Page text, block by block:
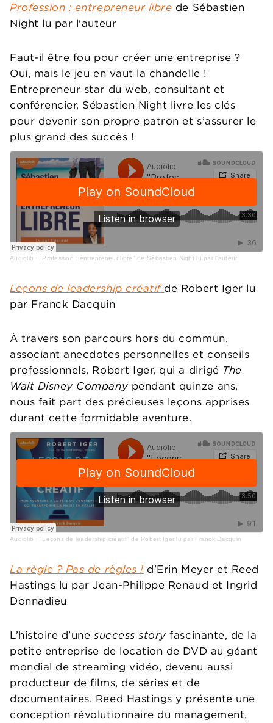
Profession : entrepreneur libre de Sébastien
Night lu par l'auteur
Faut-il être fou pour créer une entreprise ?
Oui, mais le jeu en vaut la chandelle !
Entrepreneur star du web, consultant et
conférencier, Sébastien Night livre les clés
pour devenir son propre patron et s’assurer le
plus grand des succès !
Audiolib · "Profession : entrepreneur libre" de Sébastien Night lu par l'auteur
Leçons de leadership créatif de Robert Iger lu
par Franck Dacquin
À travers son parcours hors du commun,
associant anecdotes personnelles et conseils
professionnels, Robert Iger, qui a dirigé The
Walt Disney Company pendant quinze ans,
nous fait part des précieuses leçons apprises
durant cette formidable aventure.
Audiolib · "Leçons de leadership créatif" de Robert Iger lu par Franck Dacquin
La règle ? Pas de règles ! d'Erin Meyer et Reed
Hastings lu par Jean-Philippe Renaud et Ingrid
Donnadieu
L’histoire d’unesuccess story fascinante, de la
petite entreprise de location de DVD au géant
mondial de streaming vidéo, devenu aussi
producteur de films, de séries et de
documentaires. Reed Hastings y présente une
conception révolutionnaire du management,